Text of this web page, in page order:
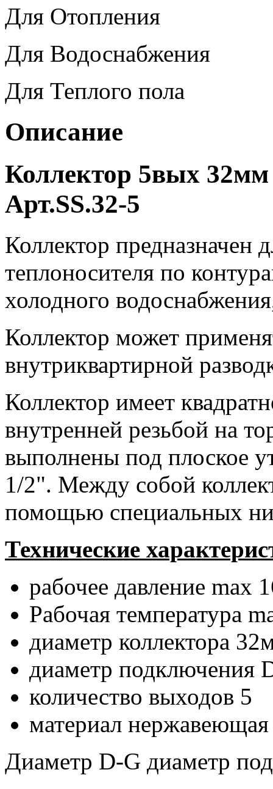
Для Отопления
Для Водоснабжения
Для Теплого пола
Описание
Коллектор 5вых
Арт.SS.32-5
Коллектор предназначен
теплоносителя по
холодного
Коллектор может
внутриквартирной
Коллектор имеет
внутренней резьбой на
выполнены под плоское
1/2". Между собой
помощью специальных
Технические
рабочее давление max
Рабочая температура
диаметр коллектора
диаметр подключения
количество выходов 5
материал нержавеющая
Диаметр D-G диаметр